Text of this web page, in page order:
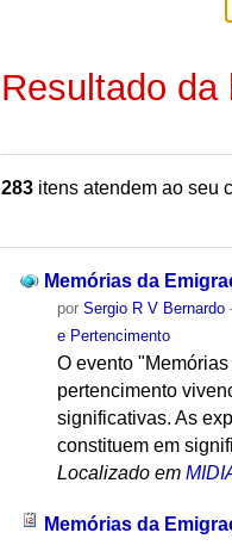
Resultado da
283 itens atendem ao seu
Memórias da
porSergio R V Bernardo
e Pertencimento
O evento
pertencimento
significativas. As
constituem em
Localizado em
Memórias da